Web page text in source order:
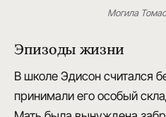
Могила
Эпизоды жизни
В школе Эдисон считался
принимали его особый